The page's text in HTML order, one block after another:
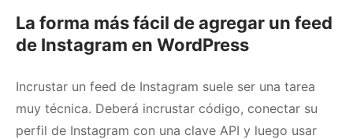
La forma más fácil de agregar un feed
de Instagram en WordPress
Incrustar un feed de Instagram suele ser una tarea
muy técnica. Deberá incrustar código, conectar su
perfil de Instagram con una clave API y luego usar